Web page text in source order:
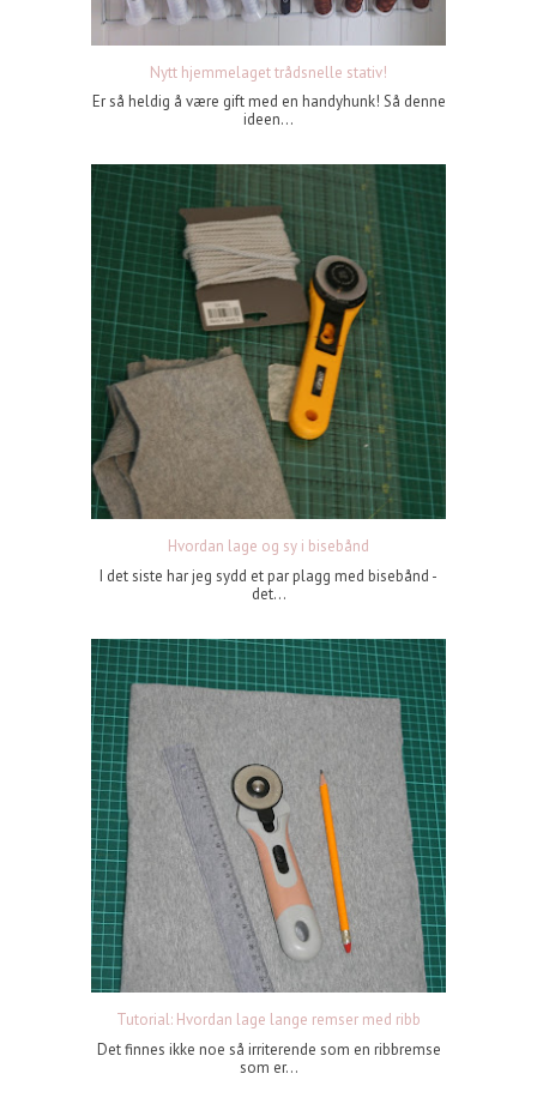
Nytt hjemmelaget trådsnelle stativ!
Er så heldig å være gift med en handyhunk! Så denne
ideen...
Hvordan lage og sy i bisebånd
I det siste har jeg sydd et par plagg med bisebånd -
det...
Tutorial: Hvordan lage lange remser med ribb
Det finnes ikke noe så irriterende som en ribbremse
som er...